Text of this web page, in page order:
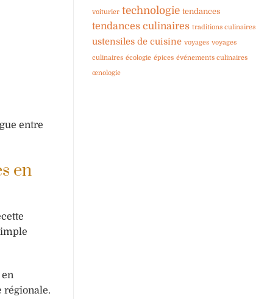
entre
en
régionale.
voiturier technologie tendances
tendances culinaires traditions culinaires
ustensiles de cuisine voyages voyages
culinaires écologie épices événements culinaires
œnologie